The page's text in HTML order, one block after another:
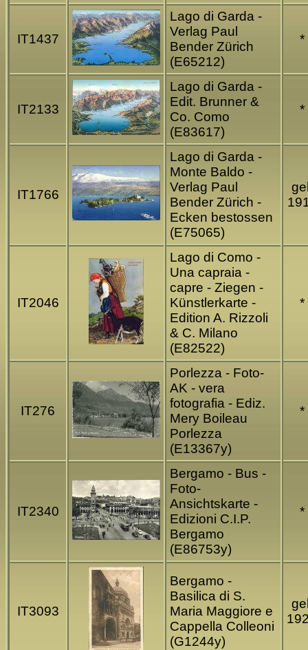
IT1437
Lago di Garda -
Verlag Paul
Bender Zürich
(E65212)
*
IT2133
Lago di Garda -
Edit. Brunner &
Co. Como
(E83617)
*
IT1766
Lago di Garda -
Monte Baldo -
Verlag Paul
Bender Zürich -
Ecken bestossen
(E75065)
IT2046
Lago di Como -
Una capraia -
capre - Ziegen -
Künstlerkarte -
Edition A. Rizzoli
& C. Milano
(E82522)
*
IT276
Porlezza - Foto-
AK - vera
fotografia - Ediz.
Mery Boileau
Porlezza
(E13367y)
*
IT2340
Bergamo - Bus -
Foto-
Ansichtskarte -
Edizioni C.I.P.
Bergamo
(E86753y)
*
IT3093
Bergamo -
Basilica di S.
Maria Maggiore e
Cappella Colleoni
(G1244y)